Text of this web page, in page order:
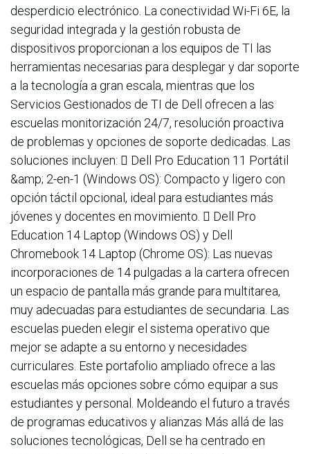
desperdicio electrónico. La conectividad Wi-Fi 6E, la
seguridad integrada y la gestión robusta de
dispositivos proporcionan a los equipos de TI las
herramientas necesarias para desplegar y dar soporte
a la tecnología a gran escala, mientras que los
Servicios Gestionados de TI de Dell ofrecen a las
escuelas monitorización 24/7, resolución proactiva
de problemas y opciones de soporte dedicadas. Las
soluciones incluyen:  Dell Pro Education 11 Portátil
&amp; 2-en-1 (Windows OS): Compacto y ligero con
opción táctil opcional, ideal para estudiantes más
jóvenes y docentes en movimiento.  Dell Pro
Education 14 Laptop (Windows OS) y Dell
Chromebook 14 Laptop (Chrome OS): Las nuevas
incorporaciones de 14 pulgadas a la cartera ofrecen
un espacio de pantalla más grande para multitarea,
muy adecuadas para estudiantes de secundaria. Las
escuelas pueden elegir el sistema operativo que
mejor se adapte a su entorno y necesidades
curriculares. Este portafolio ampliado ofrece a las
escuelas más opciones sobre cómo equipar a sus
estudiantes y personal. Moldeando el futuro a través
de programas educativos y alianzas Más allá de las
soluciones tecnológicas, Dell se ha centrado en